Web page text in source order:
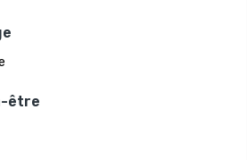
être